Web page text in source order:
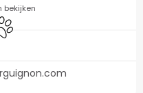
bekijken
toegelaten